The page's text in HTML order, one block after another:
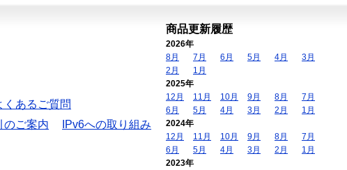
くあるご質問
のご案内
IPv6への取り組み
商品更新履歴
2026年
8月
7月 6月 5月 4月
3月
2月
1月
2025年
12月
11月 10月 9月 8月
7月
6月
5月 4月 3月 2月
1月
2024年
12月
11月 10月 9月 8月
7月
6月
5月 4月 3月 2月
1月
2023年